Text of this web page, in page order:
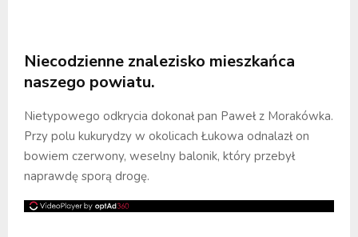
Niecodzienne znalezisko mieszkańca
naszego powiatu.
Nietypowego odkrycia dokonał pan Paweł z Morakówka.
Przy polu kukurydzy w okolicach Łukowa odnalazł on
bowiem czerwony, weselny balonik, który przebył
naprawdę sporą drogę.